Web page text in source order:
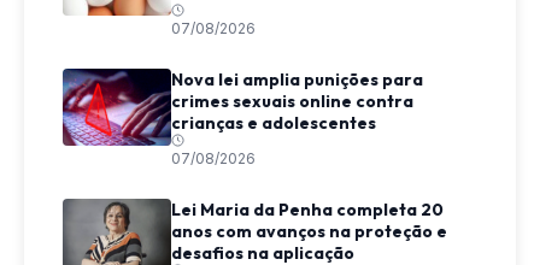
07/08/2026
Nova lei amplia punições para
crimes sexuais online contra
crianças e adolescentes
07/08/2026
Lei Maria da Penha completa 20
anos com avanços na proteção e
desafios na aplicação